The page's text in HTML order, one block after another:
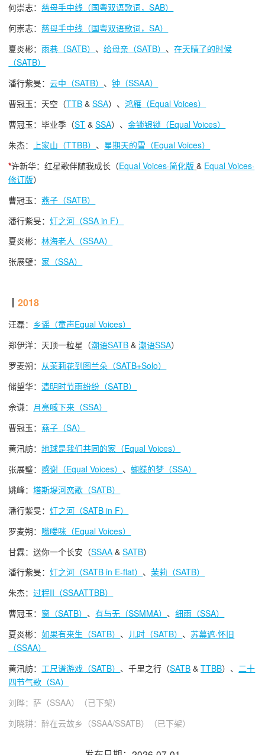
何崇志：慈母手中线（国粤双语歌词，SAB）
何崇志：慈母手中线（国粤双语歌词，SA）
夏炎彬：雨巷（SATB） 、给母亲（SATB） 、在天晴了的时候
（SATB）
潘行紫旻：云中（SATB） 、钟（SSAA）
曹冠玉：天空（TTB &SSA）、鸿雁（Equal Voices）
曹冠玉：毕业季（ST &SSA）、金锁银锁（Equal Voices）
朱杰：
上家山（TTBB） 、 星期天的雪（Equal Voices）
*许新华：红星歌伴随我成长（Equal Voices·简化版 & Equal Voices·
修订版）
曹冠玉：燕子（SATB）
潘行紫旻：灯之河（SSA in F）
夏炎彬：林海老人（SSAA）
张展璧： 家（SSA）
┃2018
汪磊： 乡谣（童声Equal Voices）
郑伊洋：天顶一粒星（潮语SATB &潮语SSA）
罗麦朔： 从茉莉花到图兰朵（SATB+Solo）
储望华：清明时节雨纷纷（SATB）
佘谦： 月亮喊下来（SSA）
曹冠玉：燕子（SA）
黄汛舫：地球是我们共同的家（Equal Voices）
张展璧：感谢（Equal Voices） 、 蝴蝶的梦（SSA）
姚峰：塔斯堤河恋歌（SATB）
潘行紫旻：灯之河（SATB in F）
罗麦朔： 嗡喽咪（Equal Voices）
甘霖：送你一个长安（SSAA &SATB）
潘行紫旻：灯之河（SATB in E-flat） 、茉莉（SATB）
朱杰：过程II（SSAATTBB）
曹冠玉： 窗（SATB） 、有与无（SSMMA） 、细雨（SSA）
夏炎彬：如果有来生（SATB） 、 儿时（SATB） 、苏幕遮·怀旧
（SSAA）
黄汛舫： 工尺谱游戏（SATB） 、千里之行（SATB &TTBB）、二十
四节气歌（SA）
刘晔：萨（SSAA）（已下架）
刘晓耕：醉在云故乡（SSAA/SSATB）（已下架）